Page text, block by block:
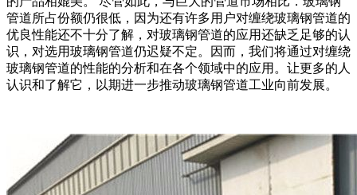
管道所占份额仍很低，因为还有许多用户对缠绕玻璃钢管道的
优良性能还不十分了解，对玻璃钢管道的应用还缺乏足够的认
识，对选用玻璃钢管道仍迟疑不定。因而，我们将通过对缠绕
玻璃钢管道的性能的分析和在各个领域中的应用。让更多的人
认识和了解它，以期进一步推动玻璃钢管道工业向前发展。